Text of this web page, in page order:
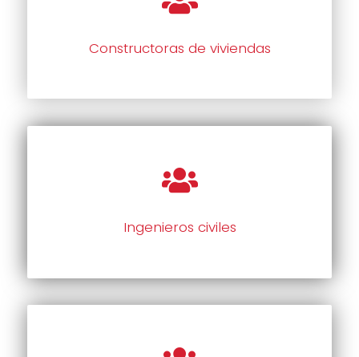
Constructoras de viviendas
Ingenieros civiles